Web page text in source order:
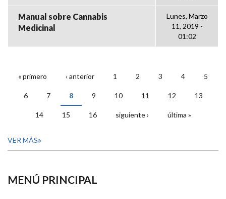
Manual sobre Cannabis
Medicinal
Lunes, Marzo
11, 2019 -
01:02
PÁGINAS
« primero ‹ anterior 1 2 3 4 5
6 7 8 9 10 11 12 13
14 15 16 siguiente › última »
VER MÁS
MENÚ PRINCIPAL